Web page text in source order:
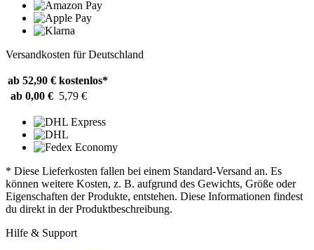
Versandkosten für Deutschland
ab 52,90 € kostenlos*
ab 0,00 € 5,79 €
* Diese Lieferkosten fallen bei einem Standard-Versand an. Es
können weitere Kosten, z. B. aufgrund des Gewichts, Größe oder
Eigenschaften der Produkte, entstehen. Diese Informationen findest
du direkt in der Produktbeschreibung.
Hilfe & Support